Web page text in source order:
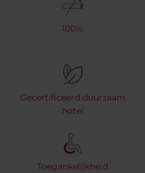
100%
Gecertificeerd duurzaam
hotel
Toegankelijkheid